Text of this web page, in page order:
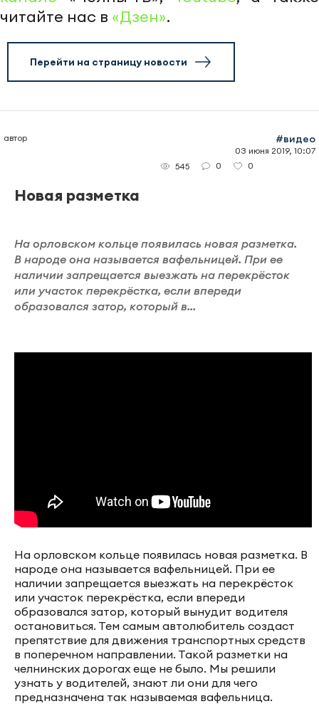
читайте нас в «Дзен».
Перейти на страницу новости
автор #видео
03 июня 2019, 10:07
545
0 0
Новая разметка
На орловском кольце появилась новая разметка.
В народе она называется вафельницей. При ее
наличии запрещается выезжать на перекрёсток
или участок перекрёстка, если впереди
образовался затор, который в...
На орловском кольце появилась новая разметка. В
народе она называется вафельницей. При ее
наличии запрещается выезжать на перекрёсток
или участок перекрёстка, если впереди
образовался затор, который вынудит водителя
остановиться. Тем самым автолюбитель создаст
препятствие для движения транспортных средств
в поперечном направлении. Такой разметки на
челнинских дорогах еще не было. Мы решили
узнать у водителей, знают ли они для чего
предназначена так называемая вафельница.